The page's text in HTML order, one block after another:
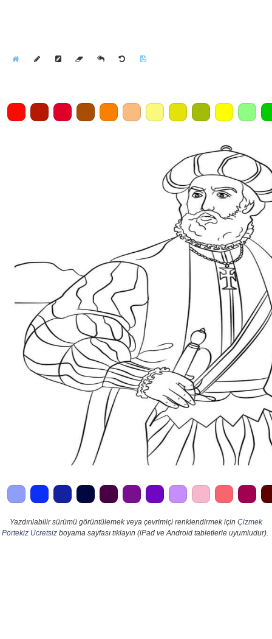
Yazdırılabilir sürümü görüntülemek veya çevrimiçi renklendirmek için Çizmek
Portekiz Ücretsiz boyama sayfası tıklayın (iPad ve Android tabletlerle uyumludur).